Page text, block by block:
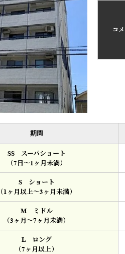
コ
期間
SS スーパショート
（7日～1ヶ月未満）
S ショート
（1ヶ月以上～3ヶ月未満）
M ミドル
（3ヶ月～7ヶ月未満）
L ロング
（7ヶ月以上）